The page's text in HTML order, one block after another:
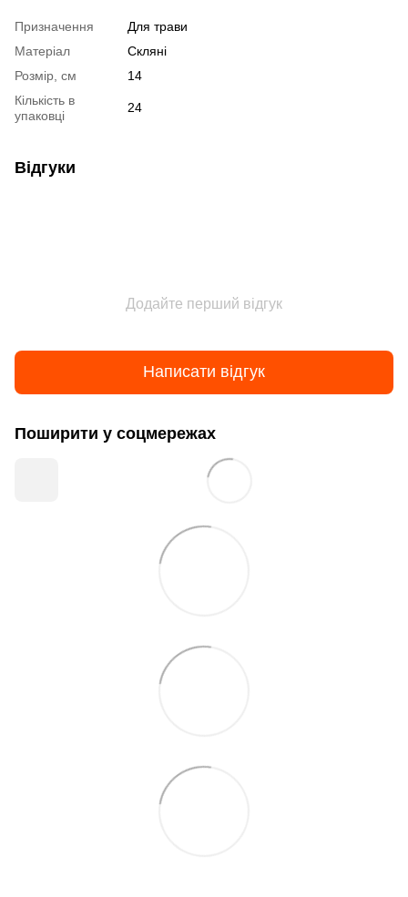
Призначення
Для трави
Матеріал
Скляні
Розмір, см
14
Кількість в
упаковці
24
Відгуки
Додайте перший відгук
Написати відгук
Поширити у соцмережах